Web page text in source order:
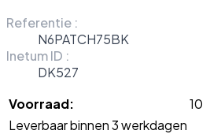
Referentie :
N6PATCH75BK
Inetum ID :
DK527
Voorraad:
10
Leverbaar binnen 3 werkdagen